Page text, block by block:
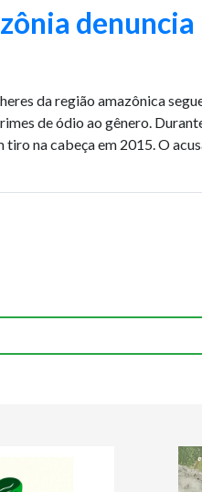
da região amazônica
de ódio ao gênero.
na cabeça em 2015. O